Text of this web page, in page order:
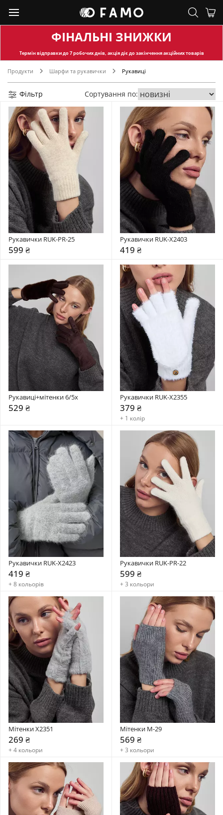
ФІНАЛЬНІ ЗНИЖКИ
Термін відправкидо 7 робочих днів, акція діє до закінчення акційних товарів
Продукти Шарфи та рукавички Рукавиці
Фільтр Сортування по:
Рукавички RUK-PR-25
599 ₴
Рукавички RUK-X2403
419 ₴
Рукавиці+мітенки 6/5x
529 ₴
Рукавички RUK-X2355
379 ₴
+ 1 колір
Рукавички RUK-X2423
419 ₴
+ 8 кольорів
Рукавички RUK-PR-22
599 ₴
+ 3 кольори
Мітенки X2351
269 ₴
+ 4 кольори
Мітенки М-29
569 ₴
+ 3 кольори